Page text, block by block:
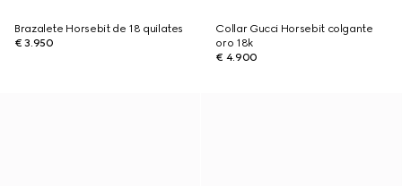
Brazalete Horsebit de 18 quilates
€ 3.950
Collar Gucci Horsebit colgante
oro 18k
€ 4.900